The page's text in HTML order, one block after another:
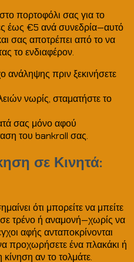
πορτοφόλι σας για το
έως €5 ανά συνεδρία—αυτό
σας αποτρέπει από το να
το ενδιαφέρον.
ανάληψης πριν ξεκινήσετε
νωρίς, σταματήστε το
σας μόνο αφού
του bankroll σας.
σε Κινητά:
ότι μπορείτε να μπείτε
τρένο ή αναμονή—χωρίς να
αφής ανταποκρίνονται
προχωρήσετε ένα πλακάκι ή
αν το τολμάτε.